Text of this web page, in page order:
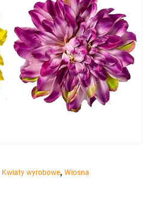
Kwiaty wyrobowe, Wiosna